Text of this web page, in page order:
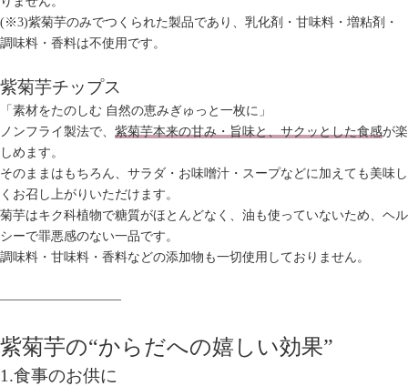
(※3)紫菊芋のみでつくられた製品であり、乳化剤・甘味料・増粘剤・
調味料・香料は不使用です。
紫菊芋チップス
「素材をたのしむ 自然の恵みぎゅっと一枚に」
ノンフライ製法で、 紫菊芋本来の甘み・旨味と、サクッとした食感が楽
しめます。
そのままはもちろん、サラダ・お味噌汁・スープなどに加えても美味し
くお召し上がりいただけます。
菊芋はキク科植物で糖質がほとんどなく、油も使っていないため、ヘル
シーで罪悪感のない一品です。
調味料・甘味料・香料などの添加物も一切使用しておりません。
—————————–
紫菊芋の“からだへの嬉しい効果”
1.食事のお供に